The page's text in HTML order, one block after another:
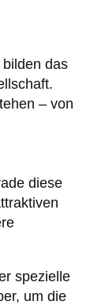
das
– von
diese
spezielle
um die